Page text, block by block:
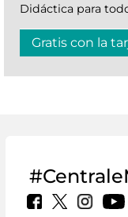
Didáctica para
Gratis con la